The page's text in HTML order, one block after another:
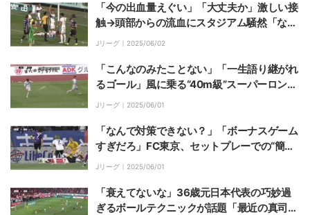
「今の出血量えぐい」「大丈夫か」激しい接
触→頭部からの流血にスタジアム騒然「なん
でヘッドギア脱いだんだ」再負傷のDFに心
Jリーグ｜ 2025/06/02
「こんなのみたことない」「一生語り継がれ
るゴール」風に乗る“40m級”スーパーロング
FK弾がSNSで話題沸騰「ゴラッソ過ぎる」
Jリーグ｜ 2025/06/01
「なんで対策できない？」「ボーナスゲーム
すぎだろ」FC東京、セットプレーでの“簡単
な失点”にサポーターから厳しい声「クロス
Jリーグ｜ 2025/06/01
「衰えてないな」36歳元日本代表の巧妙過
ぎるボールテクニックが話題「最近の真司ま